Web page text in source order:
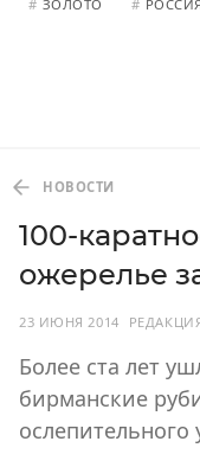
# ЗОЛОТО # РОССИЯ
НОВОСТИ
100-
ожерелье
23 ИЮНЯ 2014
Более ста лет
бирманские